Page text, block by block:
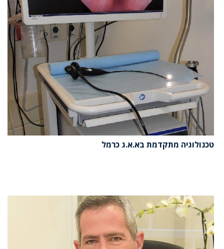
טכנולוגיה מתקדמת בא.א.ג כרמל